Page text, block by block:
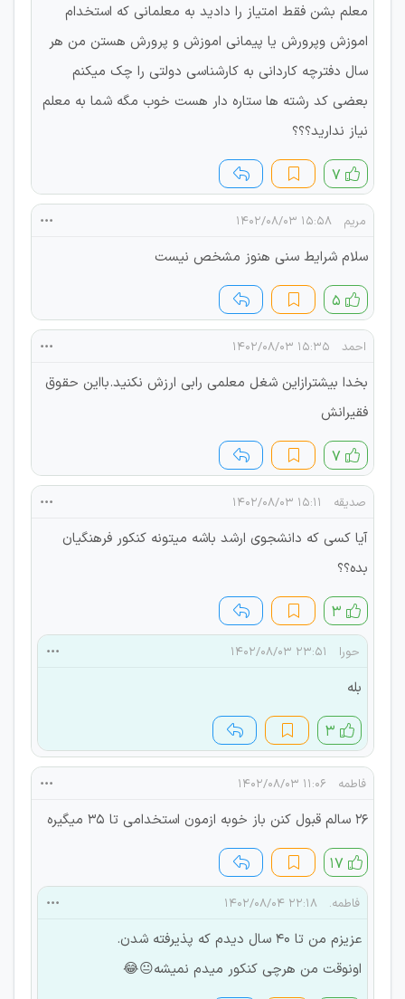
معلم بشن فقط امتیاز را دادید به معلمانی که استخدام
اموزش وپرورش یا پیمانی اموزش و پرورش هستن من هر
سال دفترچه کاردانی به کارشناسی دولتی را چک میکنم
بعضی کد رشته ها ستاره دار هست خوب مگه شما به معلم
نیاز ندارید؟؟؟
۷
مریم ۱۵:۵۸ ۱۴۰۲/۰۸/۰۳
سلام شرایط سنی هنوز مشخص نیست
۵
احمد ۱۵:۳۵ ۱۴۰۲/۰۸/۰۳
بخدا بیشترازاین شغل معلمی رابی ارزش نکنید.بااین حقوق
فقیرانش
۷
صدیقه ۱۵:۱۱ ۱۴۰۲/۰۸/۰۳
آیا کسی که دانشجوی ارشد باشه میتونه کنکور فرهنگیان
بده؟؟
۳
حورا ۲۳:۵۱ ۱۴۰۲/۰۸/۰۳
بله
۳
فاطمه ۱۱:۰۶ ۱۴۰۲/۰۸/۰۳
۲۶ سالم قبول کنن باز خوبه ازمون استخدامی تا ۳۵ میگیره
۱۷
فاطمه. ۲۲:۱۸ ۱۴۰۲/۰۸/۰۴
عزیزم من تا ۴۰ سال دیدم که پذیرفته شدن.
اونوقت من هرچی کنکور میدم نمیشه😐😂